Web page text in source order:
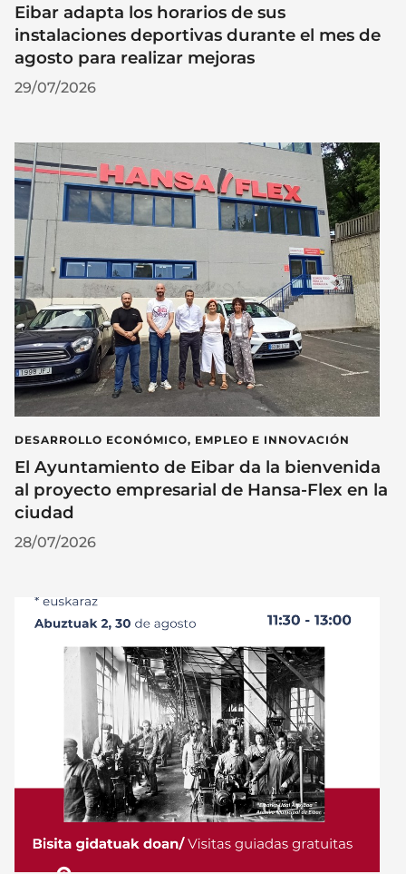
Eibar adapta los horarios de sus
instalaciones deportivas durante el mes de
agosto para realizar mejoras
29/07/2026
DESARROLLO ECONÓMICO, EMPLEO E INNOVACIÓN
El Ayuntamiento de Eibar da la bienvenida
al proyecto empresarial de Hansa-Flex en la
ciudad
28/07/2026